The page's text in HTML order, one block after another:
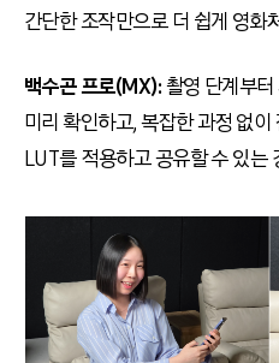
간단한 조작만으로 더 쉽게 영화
백수곤 프로(MX):촬영 단계부터
미리 확인하고, 복잡한 과정 없
LUT를 적용하고 공유할 수 있는